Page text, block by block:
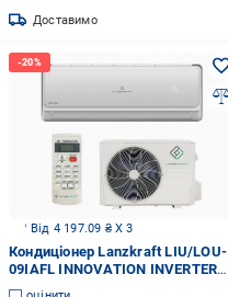
Доставимо
Від 4 197.09 ₴ X 3
Кондиціонер Lanzkraft LIU/LOU-
09IAFL INNOVATION INVERTER
(до -15°C)